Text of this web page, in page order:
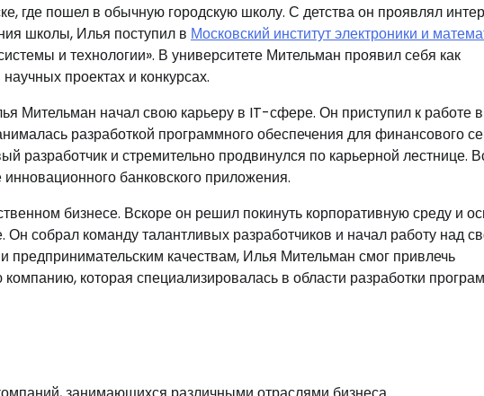
где пошел в обычную городскую школу. С детства он проявлял
школы, Илья поступил в Московский институт электроники и
и технологии». В университете Мительман проявил себя как
проектах и конкурсах.
Мительман начал свою карьеру в IT-сфере. Он приступил к работе в
разработкой программного обеспечения для финансового
разработчик и стремительно продвинулся по карьерной лестнице.
банковского приложения.
бизнесе. Вскоре он решил покинуть корпоративную среду и
собрал команду талантливых разработчиков и начал работу над
предпринимательским качествам, Илья Мительман смог привлечь
которая специализировалась в области разработки